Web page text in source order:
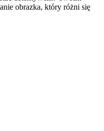
obrazka, który różni się